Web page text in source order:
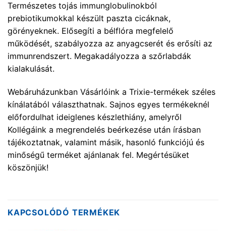
Természetes tojás immunglobulinokból
prebiotikumokkal készült paszta cicáknak,
görényeknek. Elősegíti a bélflóra megfelelő
működését, szabályozza az anyagcserét és erősíti az
immunrendszert. Megakadályozza a szőrlabdák
kialakulását.
Webáruházunkban Vásárlóink a Trixie-termékek széles
kínálatából választhatnak. Sajnos egyes termékeknél
előfordulhat ideiglenes készlethiány, amelyről
Kollégáink a megrendelés beérkezése után írásban
tájékoztatnak, valamint másik, hasonló funkciójú és
minőségű terméket ajánlanak fel. Megértésüket
köszönjük!
KAPCSOLÓDÓ TERMÉKEK